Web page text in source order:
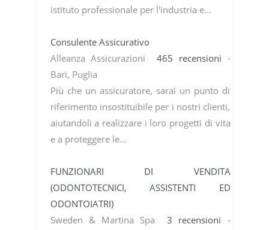
istituto professionale per l'industria e...
Consulente Assicurativo
Alleanza Assicurazioni465 recensioni -
Bari, Puglia
Più che un assicuratore, sarai un punto di
riferimento insostituibile per i nostri clienti,
aiutandoli a realizzare i loro progetti di vita
e a proteggere le...
FUNZIONARI DI VENDITA
(ODONTOTECNICI, ASSISTENTI ED
ODONTOIATRI)
Sweden & Martina Spa3 recensioni -